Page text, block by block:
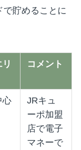
貯めることに
コメント
心
JRキュ
ーポ加盟
店で電子
マネーで